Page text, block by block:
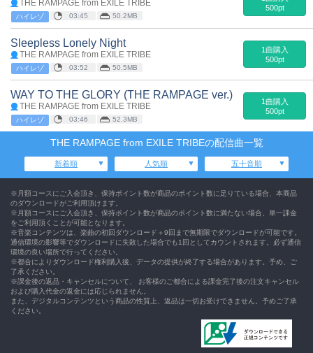
THE RAMPAGE from EXILE TRIBE
ハイレゾ 03:45 50.2MB
500pt
Sleepless Lonely Night
THE RAMPAGE from EXILE TRIBE
ハイレゾ 03:52 50.5MB
1曲購入
500pt
WAY TO THE GLORY (THE RAMPAGE ver.)
THE RAMPAGE from EXILE TRIBE
ハイレゾ 03:46 52.3MB
1曲購入
500pt
THE RAMPAGE from EXILE TRIBEの配信曲一覧
新着順 人気順 五十音順
※月額コースにご入会頂き、保持ポイント数が商品のポイント数に足りている場合、本商品
のダウンロードがご利用頂けます。
※月額コースにご入会頂き、保持ポイント数が商品のポイント数に満たない場合、単一課金
をご利用頂くことが可能となります。
※音楽コンテンツは、楽曲の初回ダウンロード＋9回まで無期限でダウンロードが可能です。
通信環境の影響等でダウンロードに失敗した場合でも1回としてカウントされます。必ず通信
環境の良い場所で行ってください。
※都合によりダウンロード権利購入後、データの提供が終了する場合があります。予め、ご
了承ください。
※課金後の返品・キャンセルについて、 お客様のご都合による課金完了後の注文キャンセル
および購入代金の返金には応じられません。
また、デジタルコンテンツという商品の性質上、返品は一切お受けできません。予めご了承
ください。